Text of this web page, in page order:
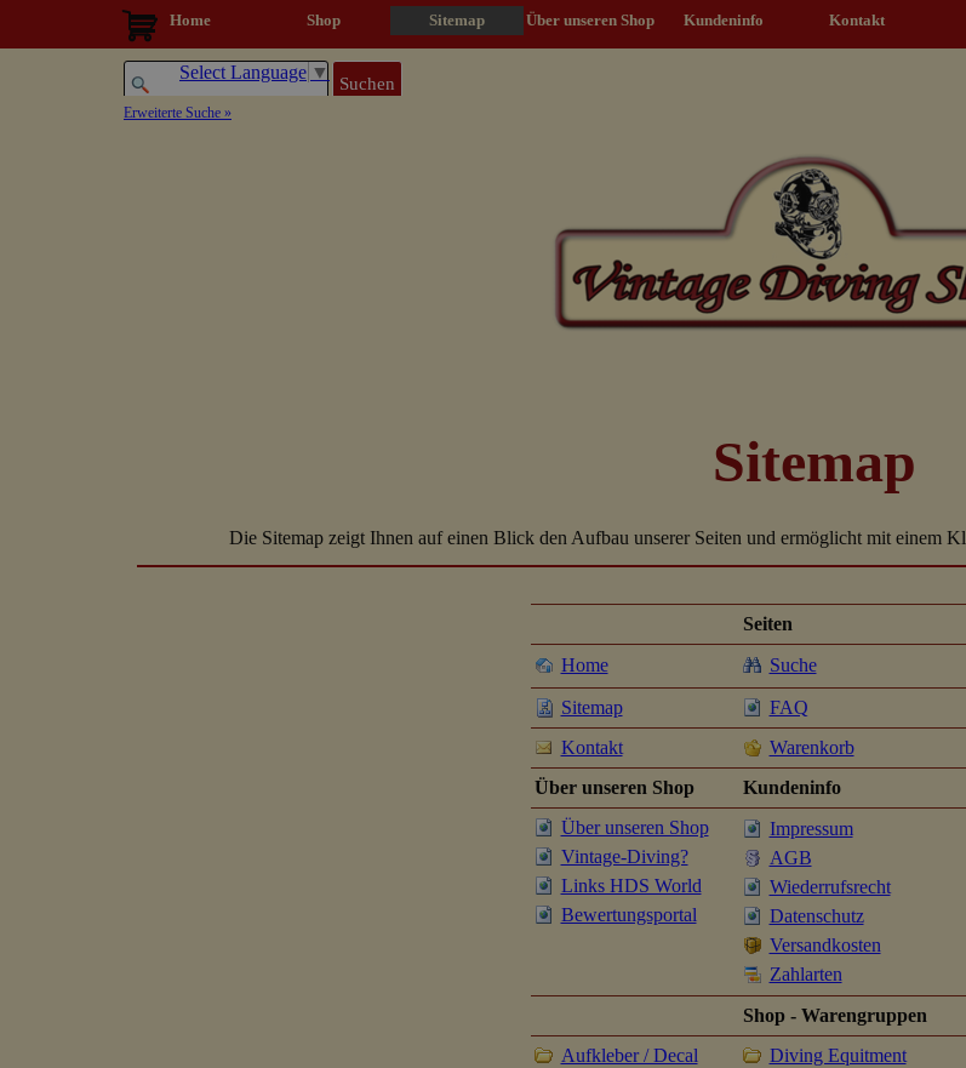
Direkt zum Seiteninhalt Menü überspringen
Home Shop ▼
Sitemap Über unseren Shop ▼
Kundeninfo ▼
Kontakt
Select Language ▼
Suchen
Erweiterte Suche »
Sitemap
Die Sitemap zeigt Ihnen auf einen Blick den Aufbau unserer Seiten und ermöglicht mit einem
Seiten
Home
Suche
Sitemap
FAQ
Kontakt
Warenkorb
Über unseren Shop
Kundeninfo
Über unseren Shop
Vintage-Diving?
Links HDS World
Bewertungsportal
Impressum
AGB
Wiederrufsrecht
Datenschutz
Versandkosten
Zahlarten
Shop - Warengruppen
Aufkleber / Decal
Diving Equitment